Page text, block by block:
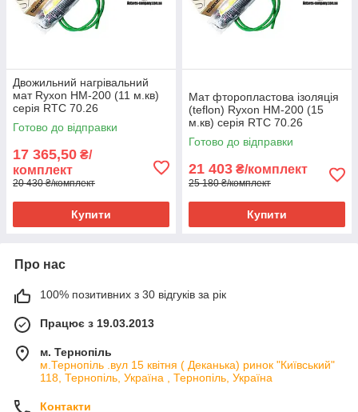
Двожильний нагрівальний
мат Ryxon HM-200 (11 м.кв)
серія RTC 70.26
Готово до відправки
17 365,50 ₴/
комплект
20 430 ₴/комплект
Купити
Мат фторопластова ізоляція
(teflon) Ryxon HM-200 (15
м.кв) серія RTC 70.26
Готово до відправки
21 403 ₴/комплект
25 180 ₴/комплект
Купити
Про нас
100% позитивних з 30 відгуків за рік
Працює з 19.03.2013
м. Тернопіль
м.Тернопіль .вул 15 квітня ( Деканька) ринок "Київський"
118, Тернопіль, Україна , Тернопіль, Україна
Контакти